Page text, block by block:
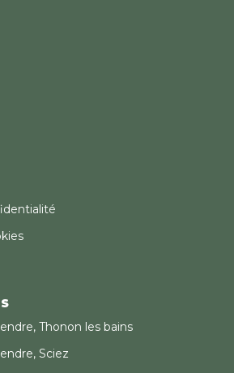
Thonon les bains
Sciez